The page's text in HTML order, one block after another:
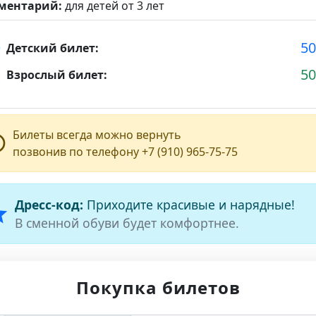
для детей от 3 лет
Детский билет:
Взрослый билет:
Билеты всегда можно вернуть
позвонив по телефону +7 (910) 965-75-75
Дресс-код: Приходите красивые и нарядные!
В сменной обуви будет комфортнее.
Покупка билетов